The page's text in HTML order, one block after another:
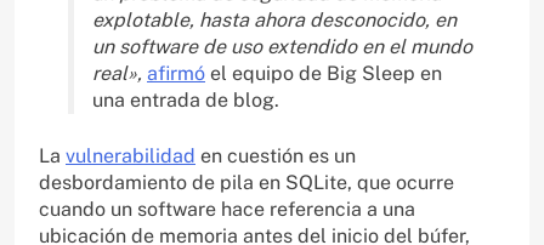
explotable, hasta ahora desconocido, en
un software de uso extendido en el mundo
real», afirmó el equipo de Big Sleep en
una entrada de blog.
La vulnerabilidad en cuestión es un
desbordamiento de pila en SQLite, que ocurre
cuando un software hace referencia a una
ubicación de memoria antes del inicio del búfer,